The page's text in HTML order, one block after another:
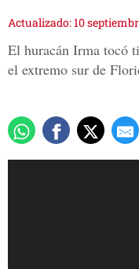
Actualizado: 10
El huracán Irma tocó
el extremo sur de